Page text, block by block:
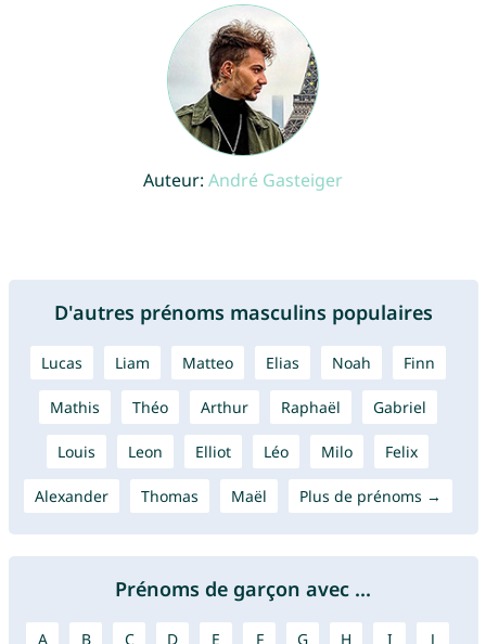
Auteur: André Gasteiger
D'autres prénoms masculins populaires
Lucas Liam Matteo Elias Noah Finn
Mathis Théo Arthur Raphaël Gabriel
Louis Leon Elliot Léo Milo Felix
Alexander Thomas Maël Plus de prénoms →
Prénoms de garçon avec ...
A B C D E F G H I J